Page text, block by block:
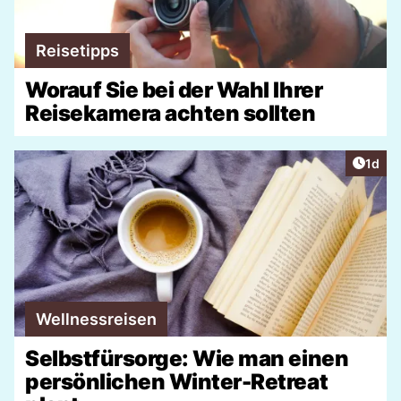
Reisetipps
Worauf Sie bei der Wahl Ihrer
Reisekamera achten sollten
1d
Wellnessreisen
Selbstfürsorge: Wie man einen
persönlichen Winter-Retreat